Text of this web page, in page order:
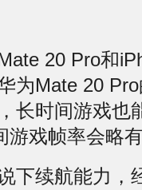
20 Pro和
为Mate 20
长时间游戏也
游戏帧率会略
续航能力，